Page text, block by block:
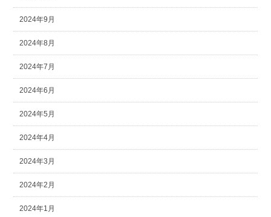
2024年9月
2024年8月
2024年7月
2024年6月
2024年5月
2024年4月
2024年3月
2024年2月
2024年1月